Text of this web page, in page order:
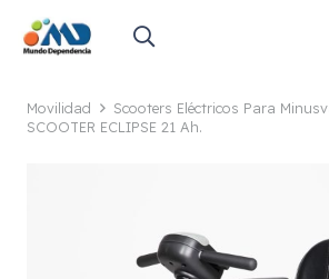
Movilidad
Scooters Eléctricos Para
SCOOTER ECLIPSE 21 Ah.